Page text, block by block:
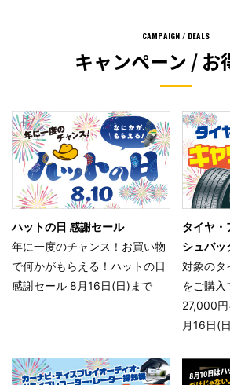
CAMPAIGN / DEALS
キャンペーン / お
ハットの日 感謝セール
年に一度のチャンス！お買い物
で何かがもらえる！ハットの日
感謝セール 8月16日(日)まで
タイヤ・
シュバッ
対象のタ
をご購入
27,000
月16日(